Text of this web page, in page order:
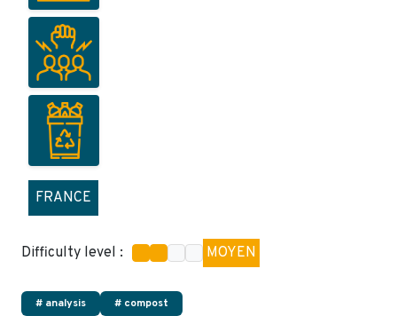
FRANCE
Difficulty level : MOYEN
# analysis # compost